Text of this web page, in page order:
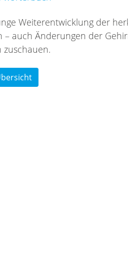
Wei­ter­ent­wick­lung der
– auch Ände­run­gen der
zu­schau­en.